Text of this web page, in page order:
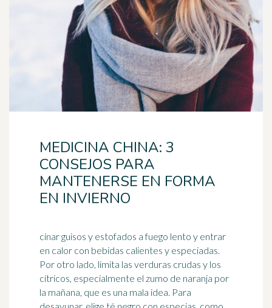
MEDICINA CHINA: 3
CONSEJOS PARA
MANTENERSE EN FORMA
EN INVIERNO
cinar guisos y estofados a fuego lento y entrar
en calor con bebidas calientes y especiadas.
Por otro lado, limita las verduras crudas y los
cítricos, especialmente el zumo de naranja por
la mañana, que es una mala idea. Para